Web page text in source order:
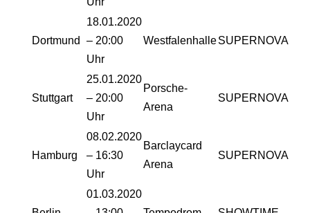
Dortmund
18.01.2020
– 20:00
Uhr
WestfalenhalleSUPERNOVA
Stuttgart
25.01.2020
– 20:00
Uhr
Porsche-
Arena
SUPERNOVA
Hamburg
08.02.2020
– 16:30
Uhr
Barclaycard
Arena
SUPERNOVA
01.03.2020